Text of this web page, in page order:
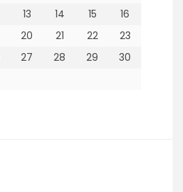
13 14 15
16
20 21 22
23
27 28 29
30